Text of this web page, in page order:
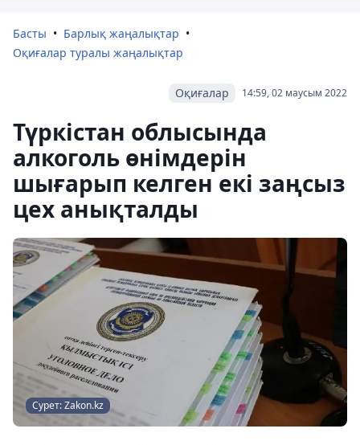
Басты
Барлық жаңалықтар
Оқиғалар туралы жаңалықтар
14:59, 02 маусым 2022
Оқиғалар
Түркістан облысында
алкоголь өнімдерін
шығарып келген екі заңсыз
цех анықталды
Сурет: Zakon.kz